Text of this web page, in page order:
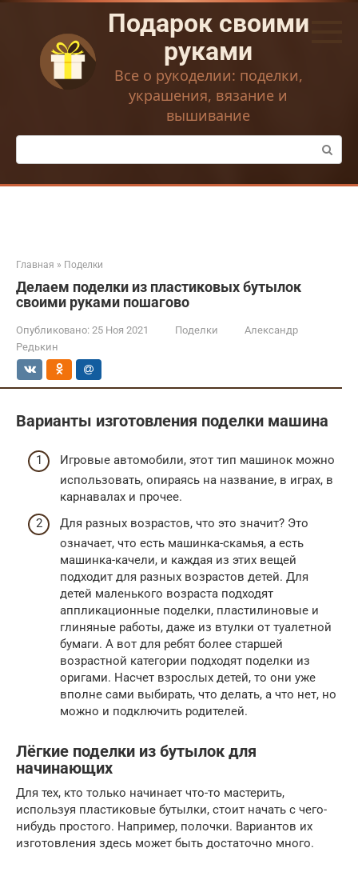
Перейти
контенту
Подарок своими
руками
Все о рукоделии: поделки,
украшения, вязание и
вышивание
Поиск:
Главная » Поделки
Делаем поделки из пластиковых бутылок
своими руками пошагово
Опубликовано: 25 Ноя 2021 Поделки
Александр
Редькин
Варианты изготовления поделки машина
Игровые автомобили, этот тип машинок можно
использовать, опираясь на название, в играх, в
карнавалах и прочее.
Для разных возрастов, что это значит? Это
означает, что есть машинка-скамья, а есть
машинка-качели, и каждая из этих вещей
подходит для разных возрастов детей. Для
детей маленького возраста подходят
аппликационные поделки, пластилиновые и
глиняные работы, даже из втулки от туалетной
бумаги. А вот для ребят более старшей
возрастной категории подходят поделки из
оригами. Насчет взрослых детей, то они уже
вполне сами выбирать, что делать, а что нет, но
можно и подключить родителей.
Лёгкие поделки из бутылок для
начинающих
Для тех, кто только начинает что-то мастерить,
используя пластиковые бутылки, стоит начать с чего-
нибудь простого. Например, полочки. Вариантов их
изготовления здесь может быть достаточно много.